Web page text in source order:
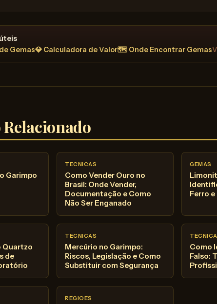
Gemas💎 Calculadora de Valor🗺️ Onde Encontrar Gemas
Garimpo
TECNICAS
Como Vender Ouro no
Brasil: Onde Vender,
Documentação e Como
Não Ser Enganado
GEMAS
Ferro
Quartzo
de
TECNICAS
Mercúrio no Garimpo:
Riscos, Legislação e Como
Substituir com Segurança
Como
Falso:
REGIOES